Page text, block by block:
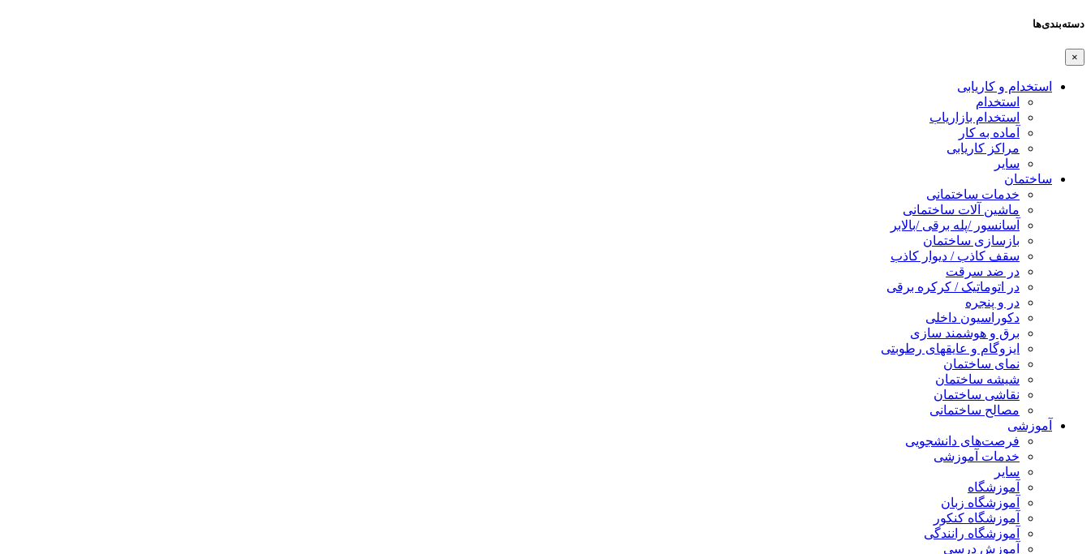
دسته‌بندی‌ها
×
استخدام و کاریابی
استخدام
استخدام بازاریاب
آماده به کار
مراکز کاریابی
سایر
ساختمان
خدمات ساختمانی
ماشین آلات ساختمانی
آسانسور /پله برقی /بالابر
بازسازی ساختمان
سقف کاذب / دیوار کاذب
در ضد سرقت
در اتوماتیک / کرکره برقی
در و پنجره
دکوراسیون داخلی
برق و هوشمند سازی
ایزوگام و عایقهای رطوبتی
نمای ساختمان
شیشه ساختمان
نقاشی ساختمان
مصالح ساختمانی
آموزشی
فرصت‌های دانشجویی
خدمات آموزشی
سایر
آموزشگاه
آموزشگاه زبان
آموزشگاه کنکور
آموزشگاه رانندگی
آموزش درسی